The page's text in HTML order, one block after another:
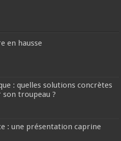
en hausse
: quelles solutions concrètes
troupeau ?
: une présentation caprine